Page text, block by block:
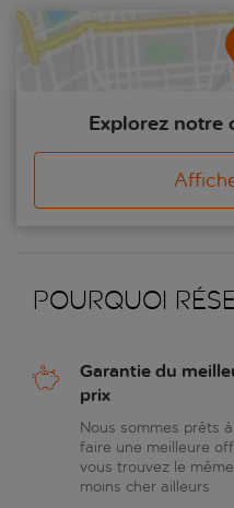
Explorez notre
Pourquoi
Garantie du
prix
Nous sommes prêts
faire une meilleure
vous trouvez le
moins cher ailleurs